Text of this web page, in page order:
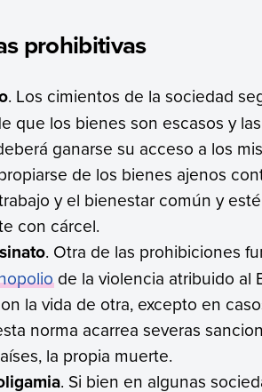
prohibitivas
. Los cimientos de la sociedad
que los bienes son escasos y
ganarse su acceso a los
de los bienes ajenos
y el bienestar común y
con cárcel.
. Otra de las prohibiciones
de la violencia atribuido al
la vida de otra, excepto en
norma acarrea severas
la propia muerte.
. Si bien en algunas